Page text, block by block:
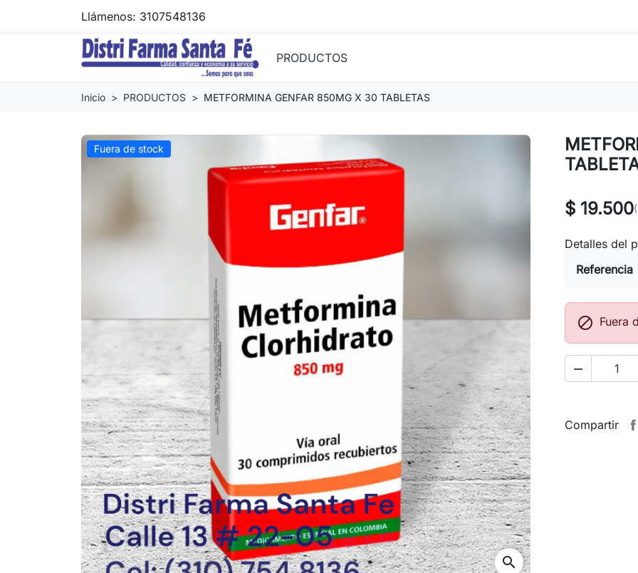
Llámenos: 3107548136
PRODUCTOS
Inicio PRODUCTOS METFORMINA GENFAR 850MG X 30 TABLETAS
Fuera de stock
search
$ 19.500
Detalles del
Referencia
 Fuera

Compartir